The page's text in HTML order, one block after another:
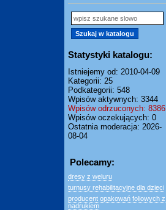
Statystyki katalogu:
Istniejemy od: 2010-04-09
Kategorii: 25
Podkategorii: 548
Wpisów aktywnych: 3344
Wpisów odrzuconych: 8386
Wpisów oczekujących: 0
Ostatnia moderacja: 2026-
08-04
Polecamy:
dresy z weluru
turnusy rehabilitacyjne dla dzieci
producent opakowań foliowych z
nadrukiem